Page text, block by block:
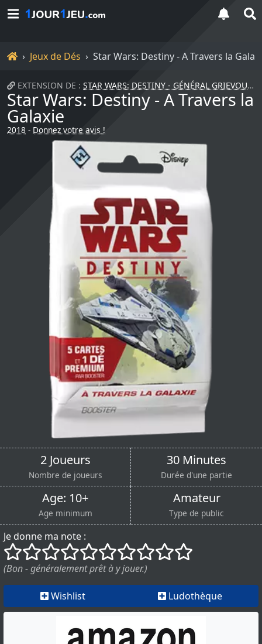
Accueil
Jeux de Dés Star Wars: Destiny - A Travers la
EXTENSION DE : STAR WARS: DESTINY - GÉNÉRAL GRIEVOUS
Star Wars: Destiny - A Travers la
Galaxie
2018 - Donnez votre avis !
2 Joueurs
Nombre de joueurs
30 Minutes
Durée d'une partie
Age: 10+
Age minimum
Amateur
Type de public
Je donne ma note :
()
() () () () () () () ()
()
(Bon - généralement prêt à y jouer.)
Wishlist Ludothèque